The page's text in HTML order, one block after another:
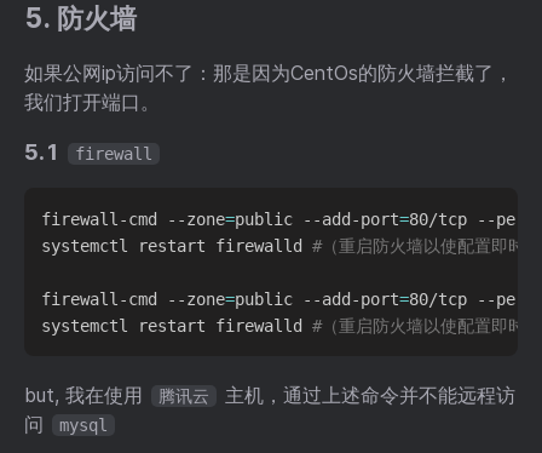
5. 防火墙
如果公网ip访问不了：那是因为CentOs的防火墙拦截了，
我们打开端口。
5.1 firewall
firewall-cmd --zone=public --add-port=80/tcp --
systemctl restart firewalld #（重启防火墙以使配置即时
firewall-cmd --zone=public --add-port=80/tcp --
systemctl restart firewalld #（重启防火墙以使配置即时
but, 我在使用 腾讯云
主机，通过上述命令并不能远程访
问
mysql